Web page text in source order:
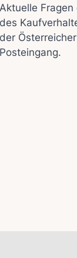
Aktuelle
des
der
Posteingang.